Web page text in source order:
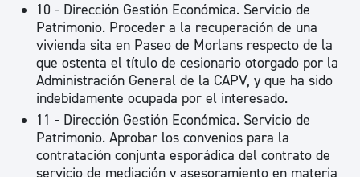
10 - Dirección Gestión Económica. Servicio de
Patrimonio. Proceder a la recuperación de una
vivienda sita en Paseo de Morlans respecto de la
que ostenta el título de cesionario otorgado por la
Administración General de la CAPV, y que ha sido
indebidamente ocupada por el interesado.
11 - Dirección Gestión Económica. Servicio de
Patrimonio. Aprobar los convenios para la
contratación conjunta esporádica del contrato de